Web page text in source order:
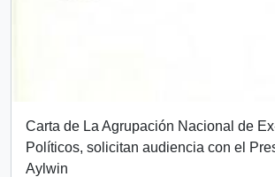
Carta de La Agrupación Nacional de
Políticos, solicitan audiencia con el
Aylwin